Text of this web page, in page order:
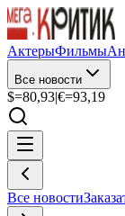
АктерыФильмы
Все новости
$=80,93|€=93,19
Все новости